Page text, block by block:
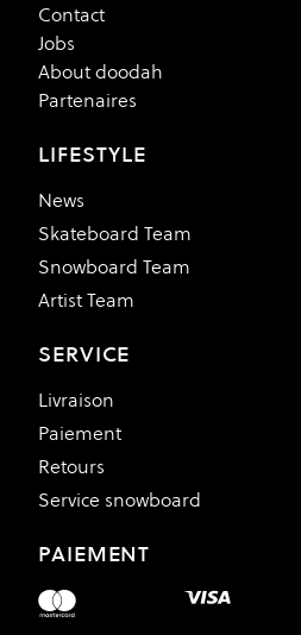
Contact
Jobs
About doodah
Partenaires
LIFESTYLE
News
Skateboard Team
Snowboard Team
Artist Team
SERVICE
Livraison
Paiement
Retours
Service snowboard
PAIEMENT